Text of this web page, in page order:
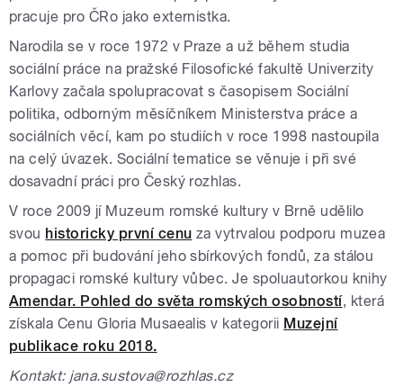
pracuje pro ČRo jako externistka.
Narodila se v roce 1972 v Praze a už během studia
sociální práce na pražské Filosofické fakultě Univerzity
Karlovy začala spolupracovat s časopisem Sociální
politika, odborným měsíčníkem Ministerstva práce a
sociálních věcí, kam po studiích v roce 1998 nastoupila
na celý úvazek. Sociální tematice se věnuje i při své
dosavadní práci pro Český rozhlas.
V roce 2009 jí Muzeum romské kultury v Brně udělilo
svou historicky první cenu za vytrvalou podporu muzea
a pomoc při budování jeho sbírkových fondů, za stálou
propagaci romské kultury vůbec. Je spoluautorkou knihy
Amendar. Pohled do světa romských osobností, která
získala Cenu Gloria Musaealis v kategorii Muzejní
publikace roku 2018.
Kontakt: jana.sustova@rozhlas.cz